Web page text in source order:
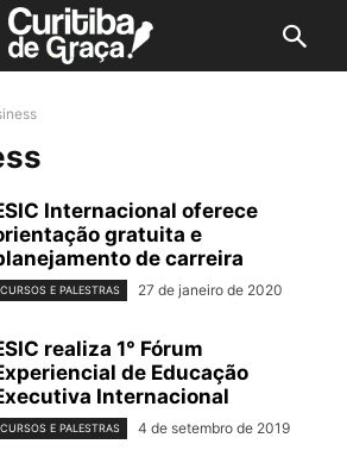
Internacional oferece
gratuita e
de carreira
CURSOS E PALESTRAS 27 de janeiro de 2020
realiza 1° Fórum
de Educação
Internacional
CURSOS E PALESTRAS 4 de setembro de 2019